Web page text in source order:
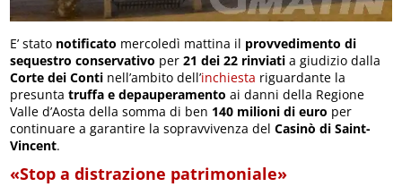
E’ stato notificato mercoledì mattina il provvedimento di
sequestro conservativo per21 dei 22 rinviati a giudizio dalla
Corte dei Conti nell’ambito dell’inchiesta riguardante la
presuntatruffa e depauperamento ai danni della Regione
Valle d’Aosta della somma di ben 140 milioni di euro per
continuare a garantire la sopravvivenza delCasinò di Saint-
Vincent.
«Stop a distrazione patrimoniale»